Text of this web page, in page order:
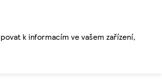
k informacím ve vašem zařízení,